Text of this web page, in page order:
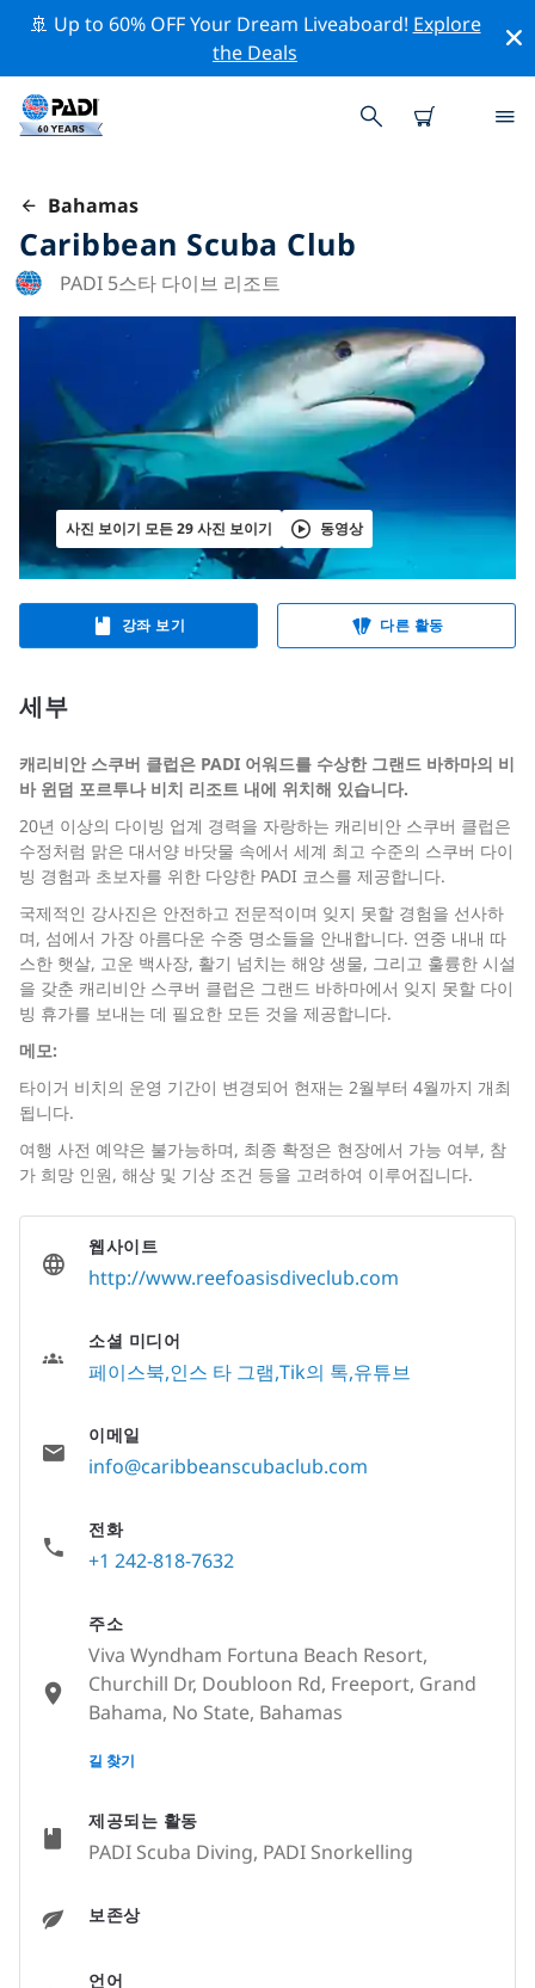
🚢 Up to 60% OFF Your Dream Liveaboard! Explore
the Deals
Bahamas
Caribbean Scuba Club
PADI 5스타 다이브 리조트
사진 보이기 모든 29 사진 보이기 동영상
강좌 보기 다른 활동
세부
캐리비안 스쿠버 클럽은 PADI 어워드를 수상한 그랜드 바하마의 비
바 윈덤 포르투나 비치 리조트 내에 위치해 있습니다.
20년 이상의 다이빙 업계 경력을 자랑하는 캐리비안 스쿠버 클럽은
수정처럼 맑은 대서양 바닷물 속에서 세계 최고 수준의 스쿠버 다이
빙 경험과 초보자를 위한 다양한 PADI 코스를 제공합니다.
국제적인 강사진은 안전하고 전문적이며 잊지 못할 경험을 선사하
며, 섬에서 가장 아름다운 수중 명소들을 안내합니다. 연중 내내 따
스한 햇살, 고운 백사장, 활기 넘치는 해양 생물, 그리고 훌륭한 시설
을 갖춘 캐리비안 스쿠버 클럽은 그랜드 바하마에서 잊지 못할 다이
빙 휴가를 보내는 데 필요한 모든 것을 제공합니다.
메모:
타이거 비치의 운영 기간이 변경되어 현재는 2월부터 4월까지 개최
됩니다.
여행 사전 예약은 불가능하며, 최종 확정은 현장에서 가능 여부, 참
가 희망 인원, 해상 및 기상 조건 등을 고려하여 이루어집니다.
제공되는 활동
PADI Scuba Diving, PADI Snorkelling
보존상
언어
웹사이트
http://www.reefoasisdiveclub.com
소셜 미디어
페이스북 인스 타 그램 Tik의 톡 유튜브
이메일
info@caribbeanscubaclub.com
전화
+1 242-818-7632
주소
Viva Wyndham Fortuna Beach Resort,
Churchill Dr, Doubloon Rd, Freeport, Grand
Bahama, No State, Bahamas
None
길 찾기